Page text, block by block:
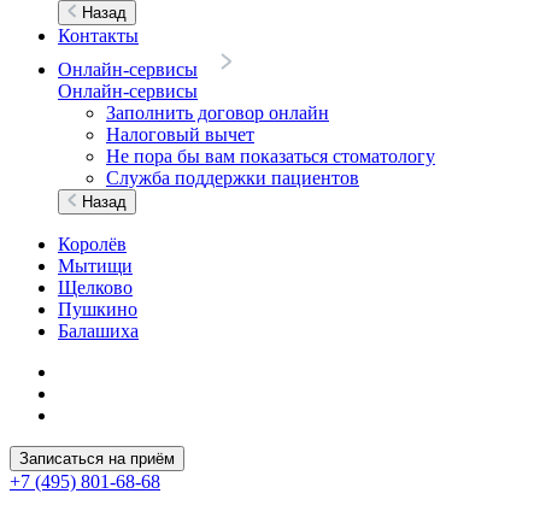
Назад
Контакты
Онлайн-сервисы
Онлайн-сервисы
Заполнить договор онлайн
Налоговый вычет
Не пора бы вам показаться стоматологу
Служба поддержки пациентов
Назад
Королёв
Мытищи
Щелково
Пушкино
Балашиха
Записаться на приём
+7 (495) 801-68-68